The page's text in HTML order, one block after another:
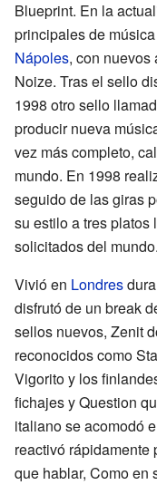
Blueprint. En la
principales de
Nápoles, con nuevos
Noize. Tras el sello
1998 otro sello
producir nueva
vez más completo,
mundo. En 1998
seguido de las giras
su estilo a tres platos
solicitados del mundo.
Vivió en Londres
disfrutó de un break
sellos nuevos, Zenit
reconocidos como
Vigorito y los
fichajes y Question
italiano se acomodó
reactivó
que hablar, Como en